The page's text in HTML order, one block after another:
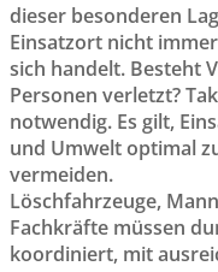
dieser besonderen
Einsatzort nicht
sich handelt. Besteht
Personen verletzt?
notwendig. Es gilt,
und Umwelt optimal
vermeiden.
Löschfahrzeuge,
Fachkräfte müssen
koordiniert, mit